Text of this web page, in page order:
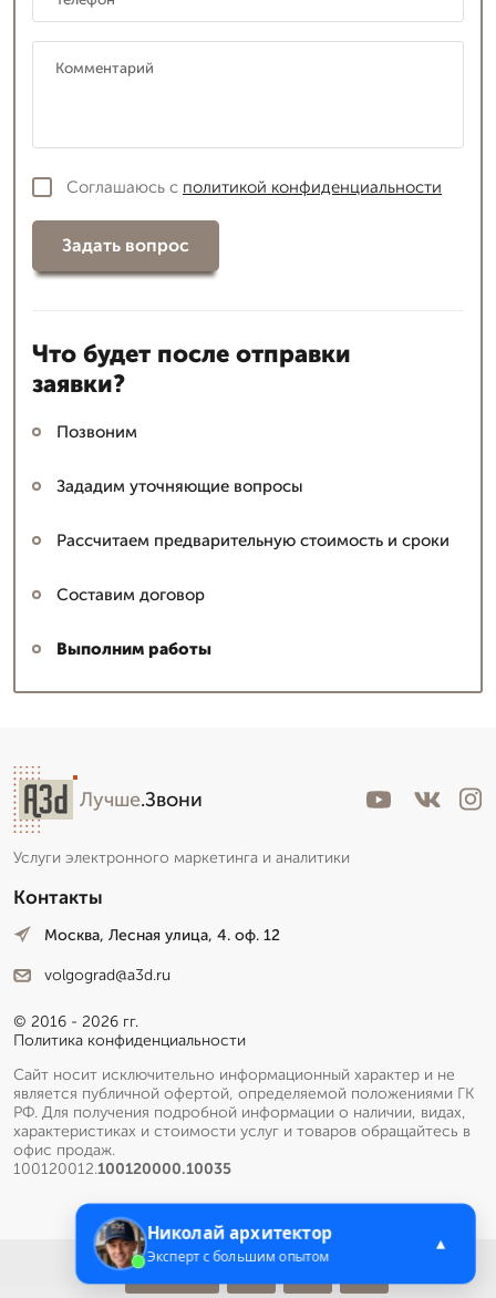
Соглашаюсь с политикой конфиденциальности
Задать вопрос
Что будет после отправки
заявки?
Позвоним
Зададим уточняющие вопросы
Рассчитаем предварительную стоимость и сроки
Составим договор
Выполним работы
Лучше.Звони
Услуги электронного маркетинга и аналитики
Контакты
Москва, Лесная улица, 4. оф. 12
volgograd@a3d.ru
© 2016 - 2026 гг.
Политика конфиденциальности
Сайт носит исключительно информационный характер и не
является публичной офертой, определяемой положениями ГК
РФ. Для получения подробной информации о наличии, видах,
характеристиках и стоимости услуг и товаров обращайтесь в
офис продаж.
100120012.100120000.10035
Меню
Николай архитектор
Эксперт с большим опытом
▲